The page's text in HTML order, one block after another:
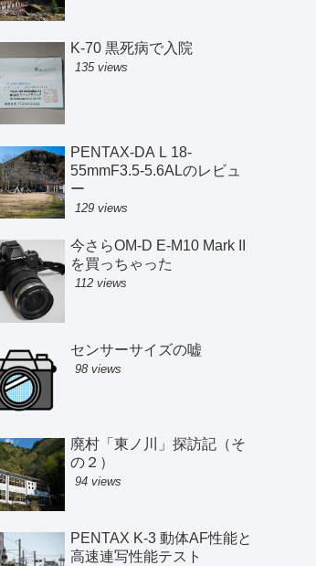
K-70 黒死病で入院
135 views
PENTAX-DA L 18-
55mmF3.5-5.6ALのレビュ
ー
129 views
今さらOM-D E-M10 Mark II
を買っちゃった
112 views
センサーサイズの嘘
98 views
廃村「東ノ川」探訪記（そ
の２）
94 views
PENTAX K-3 動体AF性能と
高速連写性能テスト